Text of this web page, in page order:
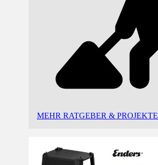
MEHR RATGEBER & PROJEKTE